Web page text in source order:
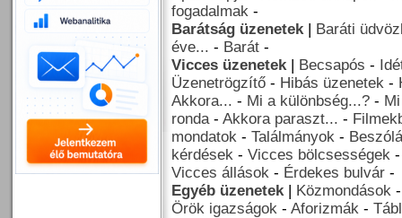
fogadalmak -
Barátság üzenetek| Baráti
éve... - Barát -
Vicces üzenetek| Becsapós -
Üzenetrögzítő - Hibás üzenetek -
Akkora... - Mi a különbség...? -
ronda- Akkora paraszt... -
mondatok - Találmányok -
kérdések - Vicces bölcsességek
Vicces állások - Érdekes bulvár -
Egyéb üzenetek| Közmondások
Örök igazságok - Aforizmák -